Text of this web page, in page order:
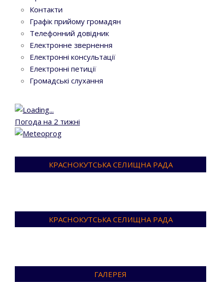
Контакти
Графік прийому громадян
Телефонний довідник
Електронне звернення
Електронні консультації
Електронні петиції
Громадські слухання
Погода на 2 тижні
КРАСНОКУТСЬКА СЕЛИЩНА РАДА
КРАСНОКУТСЬКА СЕЛИЩНА РАДА
ГАЛЕРЕЯ